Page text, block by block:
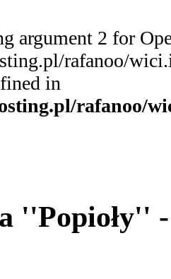
argument 2 for
rafanoo/
in
rafanoo/
''Popioły''